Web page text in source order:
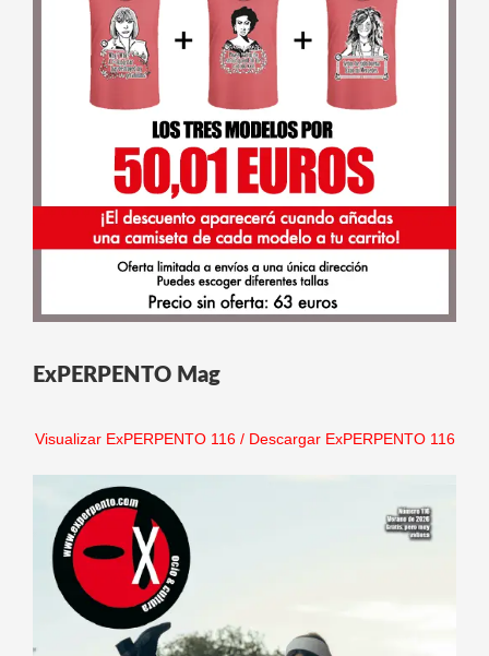
ExPERPENTO Mag
Visualizar ExPERPENTO 116/ Descargar ExPERPENTO 116